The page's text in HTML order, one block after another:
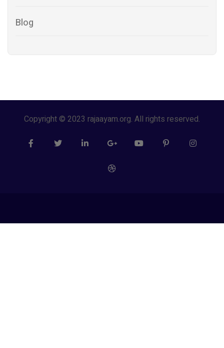
Blog
Copyright © 2023 rajaayam.org. All rights reserved.